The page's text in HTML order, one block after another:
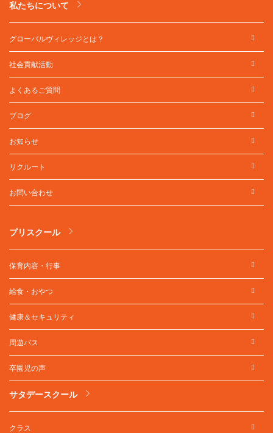
私たちについて
グローバルヴィレッジとは？
社会貢献活動
よくあるご質問
ブログ
お知らせ
リクルート
お問い合わせ
プリスクール
保育内容・行事
給食・おやつ
健康＆セキュリティ
周遊バス
卒園児の声
サタデースクール
クラス